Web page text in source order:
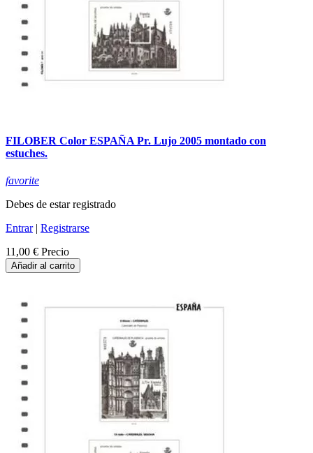
FILOBER Color ESPAÑA Pr. Lujo 2005 montado con
estuches.
favorite
Debes de estar registrado
Entrar| Registrarse
11,00 € Precio
Añadir al carrito